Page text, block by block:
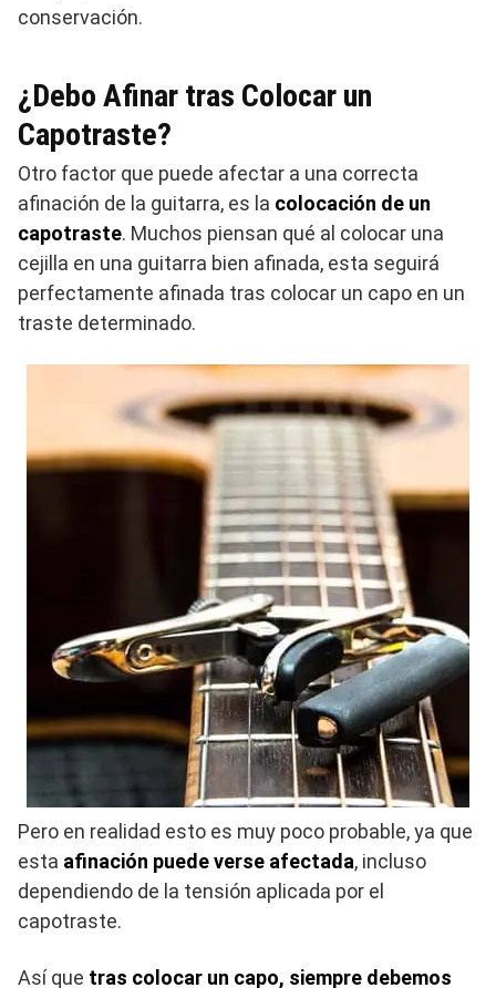
conservación.
¿Debo Afinar tras Colocar un
Capotraste?
Otro factor que puede afectar a una correcta
afinación de la guitarra, es la colocación de un
capotraste. Muchos piensan qué al colocar una
cejilla en una guitarra bien afinada, esta seguirá
perfectamente afinada tras colocar un capo en un
traste determinado.
Pero en realidad esto es muy poco probable, ya que
esta afinación puede verse afectada, incluso
dependiendo de la tensión aplicada por el
capotraste.
Así que tras colocar un capo, siempre debemos